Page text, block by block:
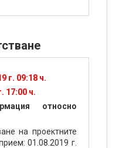
г. 09:18 ч.
17:00 ч.
относно
на проектните
01.08.2019 г.